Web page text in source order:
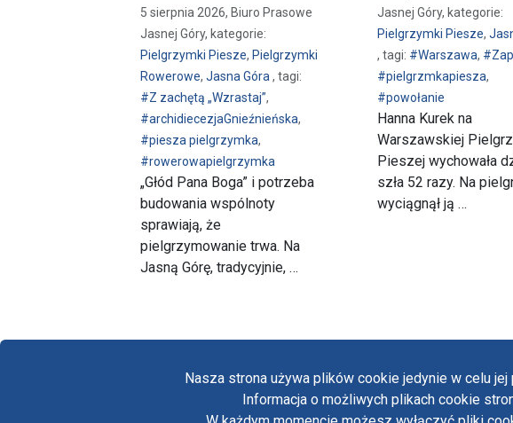
Nasza strona używa plików cookie jedynie w celu
Informacja o możliwych plikach cookie
5 sierpnia 2026, Biuro Prasowe
Jasnej Góry, kategorie:
Pielgrzymki Piesze, Pielgrzymki
Rowerowe, Jasna Góra, tagi:
#Z zachętą „Wzrastaj”,
#archidiecezjaGnieźnieńska,
#piesza pielgrzymka,
#rowerowapielgrzymka
„Głód Pana Boga” i potrzeba
budowania wspólnoty
sprawiają, że
pielgrzymowanie trwa. Na
Jasną Górę, tradycyjnie, …
Jasnej Góry, kategorie:
Pielgrzymki Piesze,
, tagi: #Warszawa,
#pielgrzmkapiesza,
#powołanie
Hanna Kurek na
Warszawskiej
Pieszej wychowała
szła 52 razy. Na
wyciągnął ją …